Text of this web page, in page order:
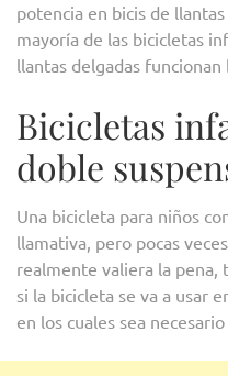
potencia en bicis de
mayoría de las bicicletas
llantas delgadas funcionan
Bicicletas
doble
Una bicicleta para niños
llamativa, pero pocas
realmente valiera la
si la bicicleta se va a usar
en los cuales sea